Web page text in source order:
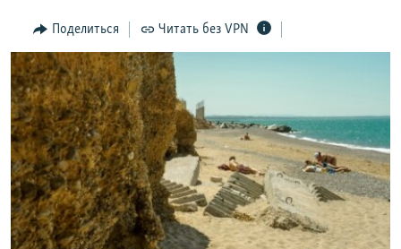
поискуИНФОГРАФИКА
ТЕЛЕПРОЕКТ КРЫМ.РЕАЛИИ
СОВЕТЫ ПРАВОЗАЩИТНИКОВ
ПРОПАВШИЕ БЕЗ ВЕСТИ
ПОБЕДИТЕЛЕЙ НЕ СУДЯТ?
КРЫМ.НЕПОКОРЕННЫЙ
ELIFBE
КАК ОБОЙТИ БЛОКИРОВКУ
Українською
Qırımtatar
ПРИСОЕДИНЯЙТЕСЬ!
Поделиться Читать без VPN